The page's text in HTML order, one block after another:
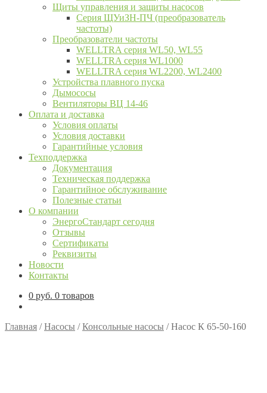
Щиты управления и защиты насосов
Серия ЩУиЗН-ПЧ (преобразователь
частоты)
Преобразователи частоты
WELLTRA cерия WL50, WL55
WELLTRA cерия WL1000
WELLTRA серия WL2200, WL2400
Устройства плавного пуска
Дымососы
Вентиляторы ВЦ 14-46
Оплата и доставка
Условия оплаты
Условия доставки
Гарантийные условия
Техподдержка
Документация
Техническая поддержка
Гарантийное обслуживание
Полезные статьи
О компании
ЭнергоСтандарт сегодня
Отзывы
Сертификаты
Реквизиты
Новости
Контакты
0 руб. 0 товаров
Главная /Насосы /Консольные насосы /Насос К 65-50-160